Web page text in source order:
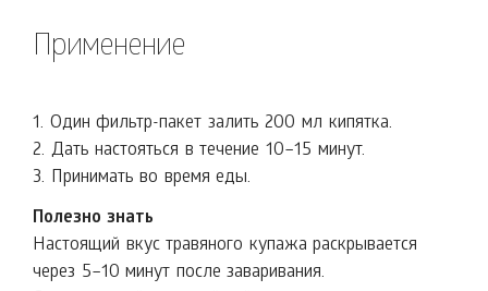
Применение
1. Один фильтр-пакет залить 200 мл кипятка.
2. Дать настояться в течение 10–15 минут.
3. Принимать во время еды.
Полезно знать
Настоящий вкус травяного купажа раскрывается
через 5–10 минут после заваривания.